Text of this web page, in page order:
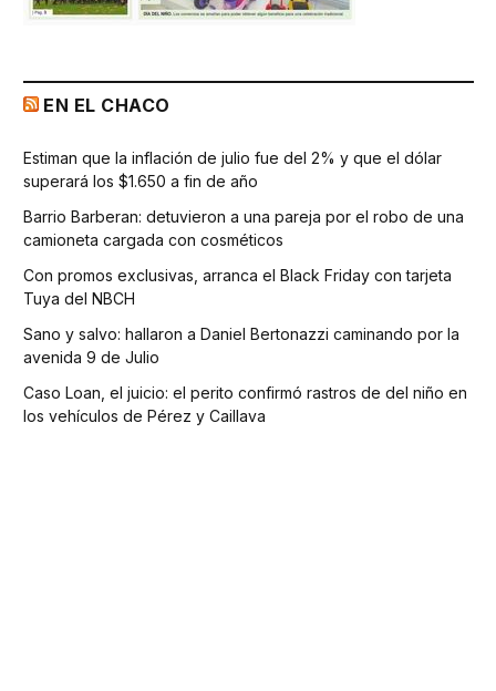
EN EL CHACO
Estiman que la inflación de julio fue del 2% y que el dólar
superará los $1.650 a fin de año
Barrio Barberan: detuvieron a una pareja por el robo de una
camioneta cargada con cosméticos
Con promos exclusivas, arranca el Black Friday con tarjeta
Tuya del NBCH
Sano y salvo: hallaron a Daniel Bertonazzi caminando por la
avenida 9 de Julio
Caso Loan, el juicio: el perito confirmó rastros de del niño en
los vehículos de Pérez y Caillava